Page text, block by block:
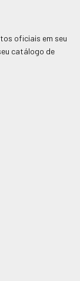
oficiais em seu
catálogo de